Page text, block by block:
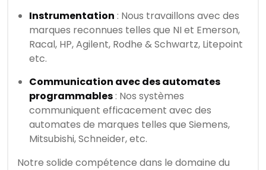
Instrumentation : Nous travaillons avec des
marques reconnues telles que NI et Emerson,
Racal, HP, Agilent, Rodhe & Schwartz, Litepoint
etc.
Communication avec des automates
programmables: Nos systèmes
communiquent efficacement avec des
automates de marques telles que Siemens,
Mitsubishi, Schneider, etc.
Notre solide compétence dans le domaine du